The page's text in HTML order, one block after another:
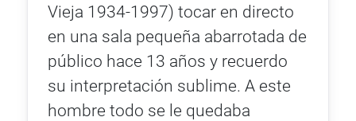
Vieja 1934-1997) tocar en directo
en una sala pequeña abarrotada de
público hace 13 años y recuerdo
su interpretación sublime. A este
hombre todo se le quedaba